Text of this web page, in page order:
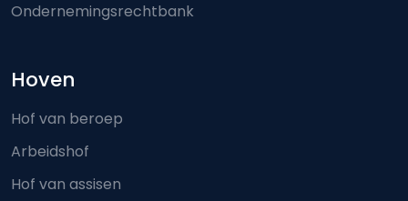
Ondernemingsrechtbank
Hoven
Hof van beroep
Arbeidshof
Hof van assisen